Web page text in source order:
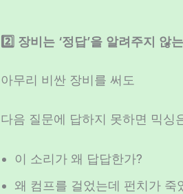
2️⃣ 장비는 ‘정답’을 알려주지 않
아무리 비싼 장비를 써도
다음 질문에 답하지 못하면 믹싱
이 소리가 왜 답답한가?
왜 컴프를 걸었는데 펀치가 죽